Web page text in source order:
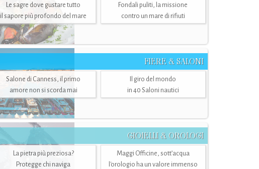
Le sagre dove gustare tutto
il sapore più profondo del mare
Fondali puliti, la missione
contro un mare di rifiuti
FIERE & SALONI
Salone di Canness, il primo
amore non si scorda mai
Il giro del mondo
in 40 Saloni nautici
GIOIELLI & OROLOGI
La pietra più preziosa?
Protegge chi naviga
Maggi Officine, sott’acqua
l'orologio ha un valore immenso